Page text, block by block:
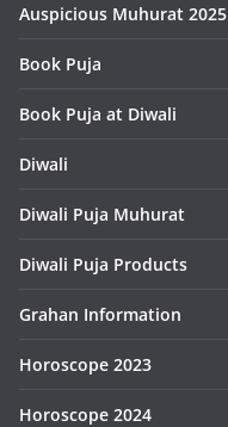
Auspicious Muhurat 2025
Book Puja
Book Puja at Diwali
Diwali
Diwali Puja Muhurat
Diwali Puja Products
Grahan Information
Horoscope 2023
Horoscope 2024